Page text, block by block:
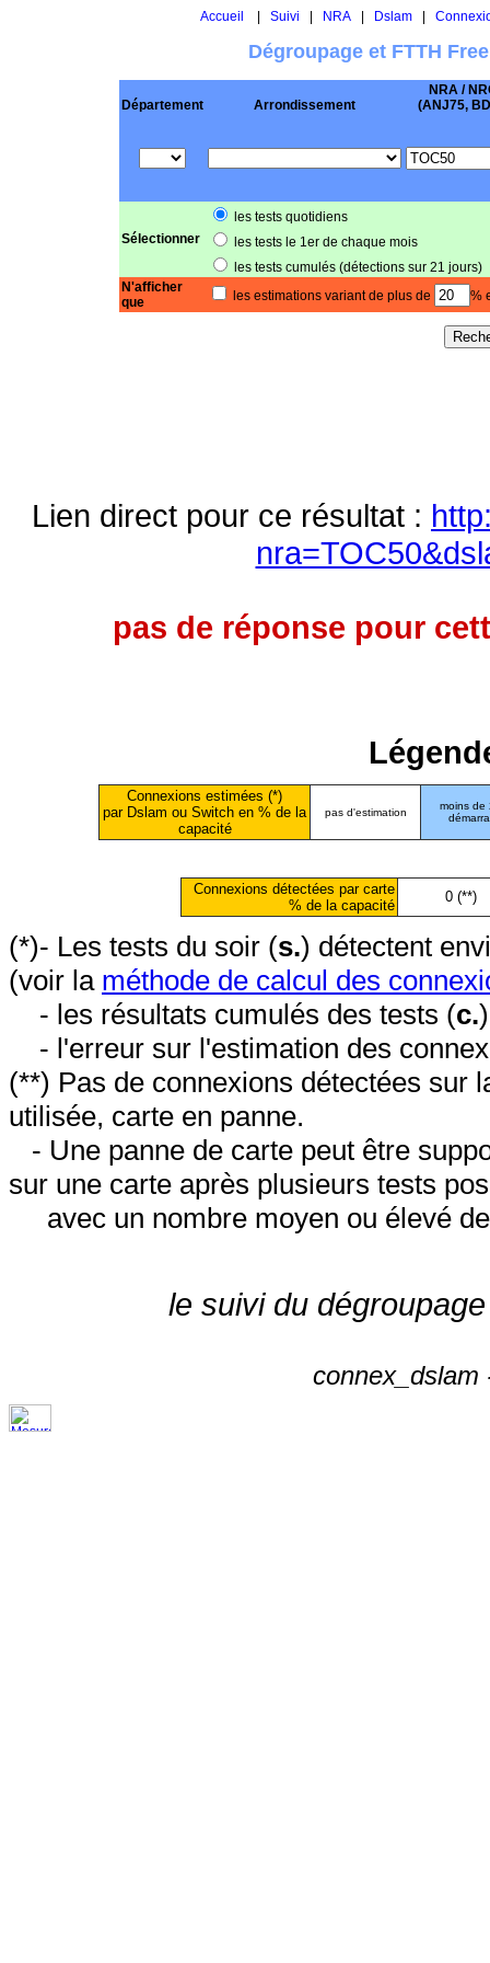
Accueil Suivi NRA| Dslam|
Dégroupage et FTTH
Département Arrondissement
NRA /
(ANJ75,
Sélectionner
les tests quotidiens
les tests le 1er de chaque mois
les tests cumulés (détections sur 21 jours)
N'afficher
que
les estimations variant de plus de %
Lien direct pour ce résultat :
pas de réponse pour
Connexions estimées (*)
par Dslam ou Switch en % de la
capacité
pas d'estimation
moins de
Connexions détectées par carte
% de la capacité
0 (**)
(*)- Les tests du soir (s.) détectent
(voir la méthode de calcul des
- les résultats cumulés des tests (c.
- l'erreur sur l'estimation des
(**) Pas de connexions détectées sur
utilisée, carte en panne.
- Une panne de carte peut être
sur une carte après plusieurs tests
avec un nombre moyen ou élevé
le suivi du
connex_dslam